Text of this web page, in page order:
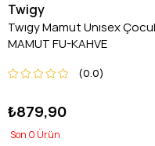
Twigy
Twıgy Mamut Unısex
MAMUT FU-KAHVE
0.0
₺879,90
0